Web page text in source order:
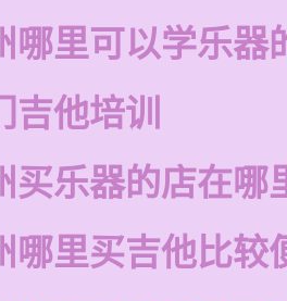
哪里可以学乐器
吉他培训
买乐器的店在哪
哪里买吉他比较